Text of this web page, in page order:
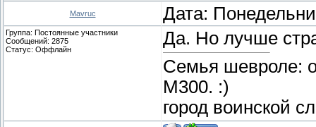
Mavruc Дата:
Группа: Постоянные участники
Сообщений: 2875
Статус: Оффлайн
Да. Но лучше
Семья шевроле:
М300. :)
город воинской